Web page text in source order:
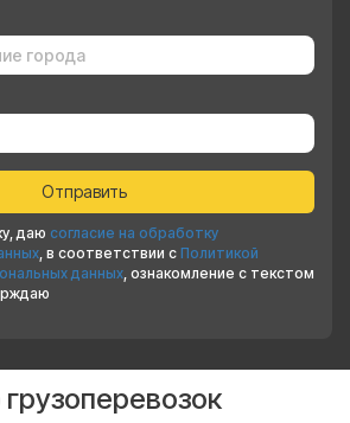
даю согласие на обработку
, в соответствии с Политикой
данных, ознакомление с текстом